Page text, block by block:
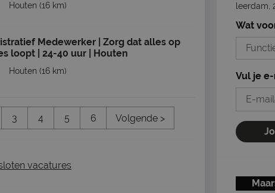
Houten (16 km)
Medewerker | Zorg dat alles op
loopt | 24-40 uur | Houten
Houten (16 km)
3 4 5 6 Volgende >
vacatures
leerdam,
Wat
Vul je